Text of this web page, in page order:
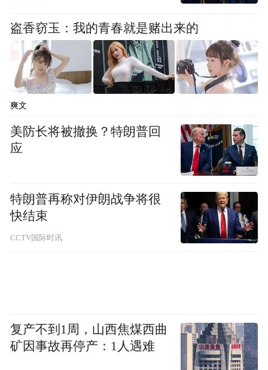
Expos）南迁华盛顿之后，蓝鸟队便成为了
MLB在加拿大的独苗。这种地缘上的「唯一
性」，催生了一种独特的「国家队效应
（National Team Effect）」。
在美国，体育版图是割裂的；而在加拿大，
蓝鸟队独享了整个国家的关注度。数据显
示，蓝鸟队的收视覆盖范围在北美职业体育
中首屈一指，理论上拥有3800万人口的潜在
Team」，绝非一句空洞的Slogan，而是基于
市场现实的精准定位。
与加拿大人队）打得不可开交，但在棒球的
世界里，由于缺乏替代品，他们唯一的选择
盗香窃玉：我的青春就是赌出来的
爽文
美防长将被撤换？特朗普回
应
特朗普再称对伊朗战争将很
快结束
CCTV国际时讯
复产不到1周，山西焦煤西曲
矿因事故再停产：1人遇难